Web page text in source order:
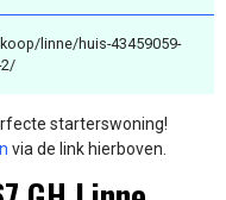
linne/huis-43459059-
starterswoning!
via de link hierboven.